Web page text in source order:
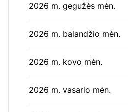
2026 m. gegužės mėn.
2026 m. balandžio mėn.
2026 m. kovo mėn.
2026 m. vasario mėn.